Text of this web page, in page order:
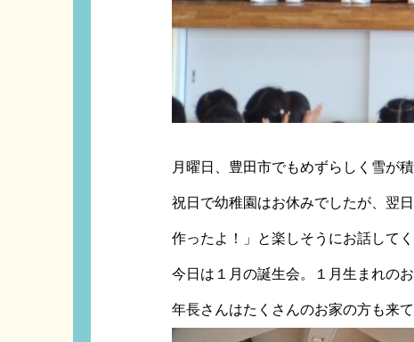
月曜日、豊田市でもめずらしく雪が積
祝日で幼稚園はお休みでしたが、翌
作ったよ！」と楽しそうにお話してく
今日は１月の誕生会。１月生まれの
年長さんはたくさんのお家の方も来